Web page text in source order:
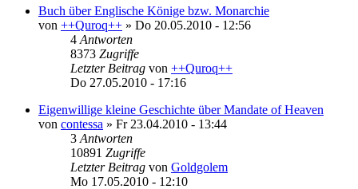
Buch über Englische Könige bzw. Monarchie
von ++Quroq++ » Do 20.05.2010 - 12:56
4 Antworten
8373 Zugriffe
Letzter Beitrag von ++Quroq++
Do 27.05.2010 - 17:16
Eigenwillige kleine Geschichte über Mandate of Heaven
von contessa » Fr 23.04.2010 - 13:44
3 Antworten
10891 Zugriffe
Letzter Beitrag von Goldgolem
Mo 17.05.2010 - 12:10